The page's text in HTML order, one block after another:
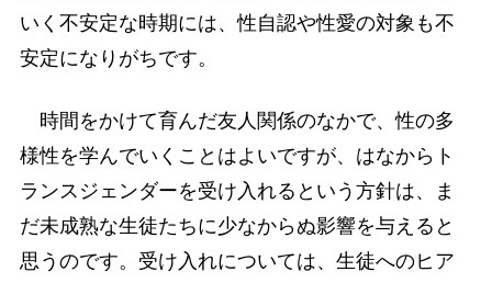
いく不安定な時期には、性自認や性愛の対象も不
安定になりがちです。
時間をかけて育んだ友人関係のなかで、性の多
様性を学んでいくことはよいですが、はなからト
ランスジェンダーを受け入れるという方針は、ま
だ未成熟な生徒たちに少なからぬ影響を与えると
思うのです。受け入れについては、生徒へのヒア